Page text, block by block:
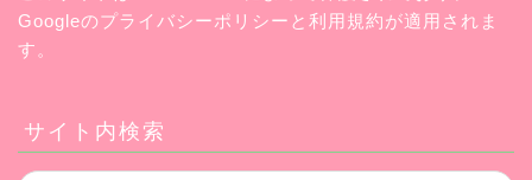
Googleのプライバシーポリシー と 利用規約が適用されま
す。
サイト内検索